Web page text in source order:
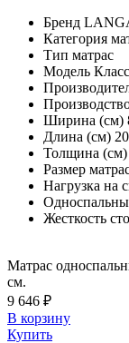
Бренд
Категория
Тип матрас
Модель
Ширина (см)
Длина (см)
Толщина (см)
Размер
Нагрузка на
Жесткость
Матрас
см.
9 646 ₽
В корзину
Купить